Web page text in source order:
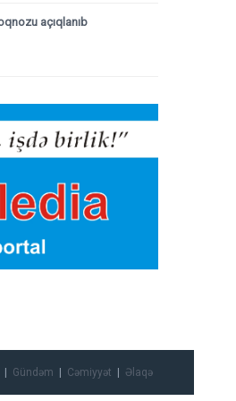
açıqlanıb
Gündəm Cəmiyyət Əlaqə